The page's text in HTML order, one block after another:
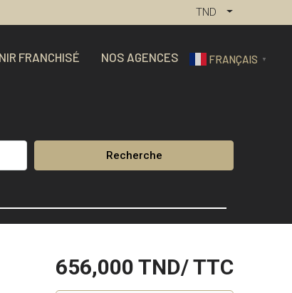
TND
FRANCHISÉ NOS AGENCES FRANÇAIS ▼
Recherche
656,000 TND/ TTC